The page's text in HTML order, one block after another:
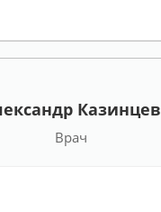
Казинцев
Врач